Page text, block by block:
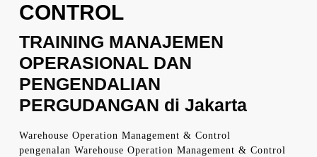
CONTROL
TRAINING MANAJEMEN
OPERASIONAL DAN
PENGENDALIAN
PERGUDANGAN di Jakarta
Warehouse Operation Management & Control
pengenalan Warehouse Operation Management & Control